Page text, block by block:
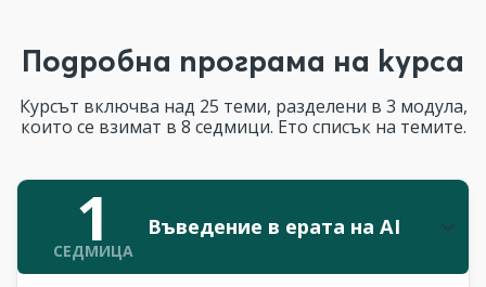
Подробна програма на курса
Курсът включва над 25 теми, разделени в 3 модула,
които се взимат в 8 седмици. Ето списък на темите.
1
СЕДМИЦА
Въведение в ерата на AI